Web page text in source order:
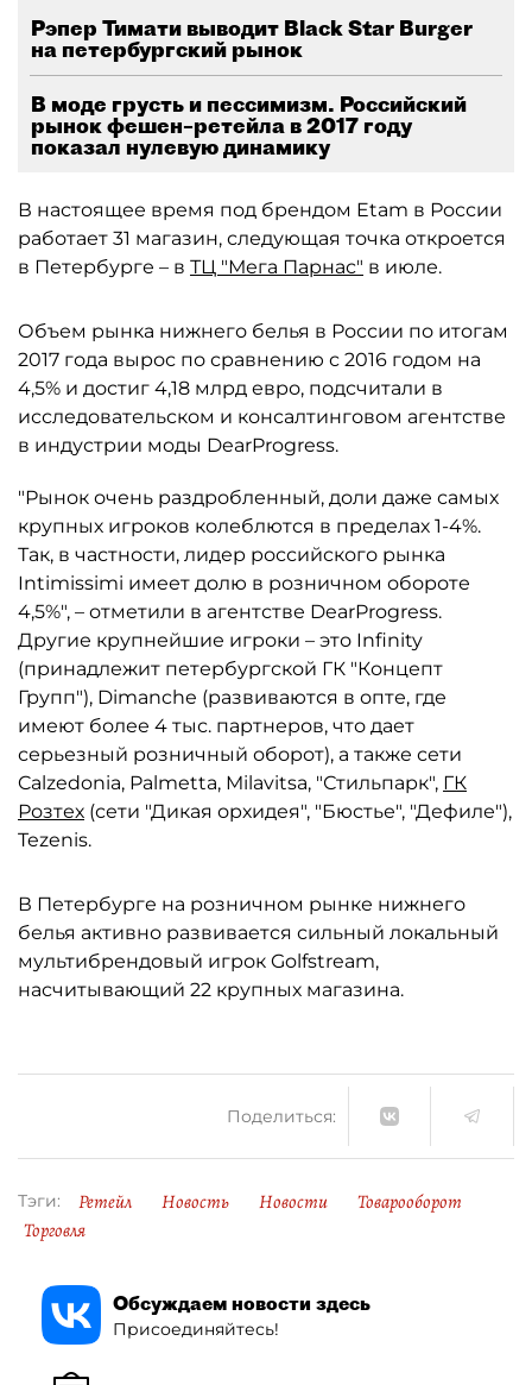
Рэпер Тимати выводит Black Star Burger
на петербургский рынок
В моде грусть и пессимизм. Российский
рынок фешен–ретейла в 2017 году
показал нулевую динамику
В настоящее время под брендом Etam в России
работает 31 магазин, следующая точка откроется
в Петербурге – в ТЦ "Мега Парнас" в июле.
Объем рынка нижнего белья в России по итогам
2017 года вырос по сравнению с 2016 годом на
4,5% и достиг 4,18 млрд евро, подсчитали в
исследовательском и консалтинговом агентстве
в индустрии моды DearProgress.
"Рынок очень раздробленный, доли даже самых
крупных игроков колеблются в пределах 1-4%.
Так, в частности, лидер российского рынка
Intimissimi имеет долю в розничном обороте
4,5%", – отметили в агентстве DearProgress.
Другие крупнейшие игроки – это Infinity
(принадлежит петербургской ГК "Концепт
Групп"), Dimanche (развиваются в опте, где
имеют более 4 тыс. партнеров, что дает
серьезный розничный оборот), а также сети
Calzedonia, Palmetta, Milavitsa, "Стильпарк", ГК
Розтех (сети "Дикая орхидея", "Бюстье", "Дефиле"),
Tezenis.
В Петербурге на розничном рынке нижнего
белья активно развивается сильный локальный
мультибрендовый игрок Golfstream,
насчитывающий 22 крупных магазина.
Поделиться:
Тэги: Ретейл Новость Новости
Товарооборот
Торговля
Обсуждаем новости здесь
Присоединяйтесь!